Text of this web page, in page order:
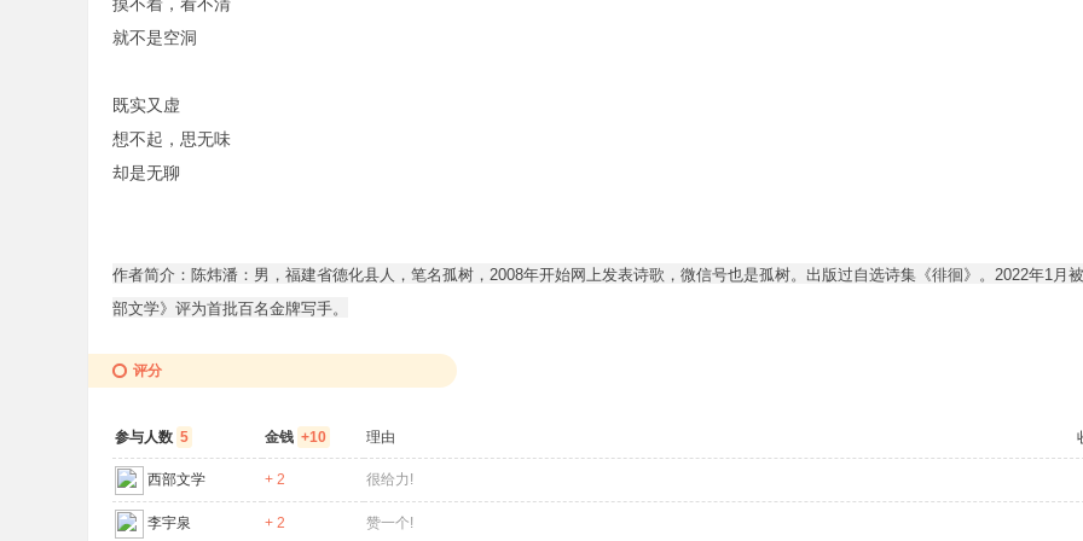
就不是空洞
既实又虚
想不起，思无味
却是无聊
作者简介：陈炜潘：男，福建省德化县人，笔名孤树，2008年开始网上发表诗歌，微信号也是孤树。出版过自选诗集《徘徊》。2022年1月
部文学》评为首批百名金牌写手。
评分
参与人数 5 金钱 +10 理由
西部文学 + 2 很给力!
李宇泉 + 2 赞一个!